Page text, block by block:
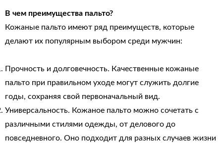
В чем преимущества пальто?
Кожаные пальто имеют ряд преимуществ, которые
делают их популярным выбором среди мужчин:
Прочность и долговечность. Качественные кожаные
пальто при правильном уходе могут служить долгие
годы, сохраняя свой первоначальный вид.
Универсальность. Кожаное пальто можно сочетать с
различными стилями одежды, от делового до
повседневного. Оно подходит для разных случаев жизни